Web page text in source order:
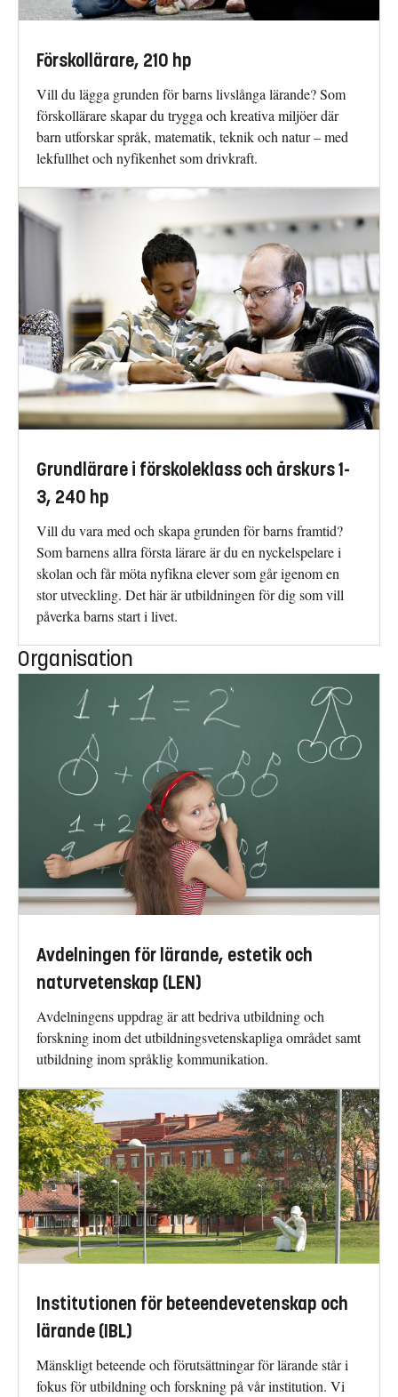
Förskollärare, 210 hp
Vill du lägga grunden för barns livslånga lärande? Som
förskollärare skapar du trygga och kreativa miljöer där
barn utforskar språk, matematik, teknik och natur – med
lekfullhet och nyfikenhet som drivkraft.
Grundlärare i förskoleklass och årskurs 1-
3, 240 hp
Vill du vara med och skapa grunden för barns framtid?
Som barnens allra första lärare är du en nyckelspelare i
skolan och får möta nyfikna elever som går igenom en
stor utveckling. Det här är utbildningen för dig som vill
påverka barns start i livet.
Organisation
Avdelningen för lärande, estetik och
naturvetenskap (LEN)
Avdelningens uppdrag är att bedriva utbildning och
forskning inom det utbildningsvetenskapliga området samt
utbildning inom språklig kommunikation.
Institutionen för beteendevetenskap och
lärande (IBL)
Mänskligt beteende och förutsättningar för lärande står i
fokus för utbildning och forskning på vår institution. Vi